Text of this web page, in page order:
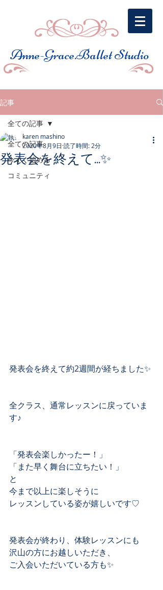
​Anne-Grace.Ballet Studio
記事
全ての記事
今すぐ始める
コミュニティ
全ての記事
発表会を終えて...✨
karen mashino
2020年8月9日 読了時間: 2分
発表会を終えて約2週間が経ちました✨﻿
全クラス、通常レッスンに戻っていま
す♪﻿
「発表会楽しかったー！」﻿
「また早く舞台に立ちたい！」﻿
と﻿
今まで以上に楽しそうに﻿
レッスンしている姿が嬉しいです♡﻿
発表会が終わり、体験レッスンにも﻿
沢山の方にお越しいただき、﻿
ご入会いただいている方も✨﻿